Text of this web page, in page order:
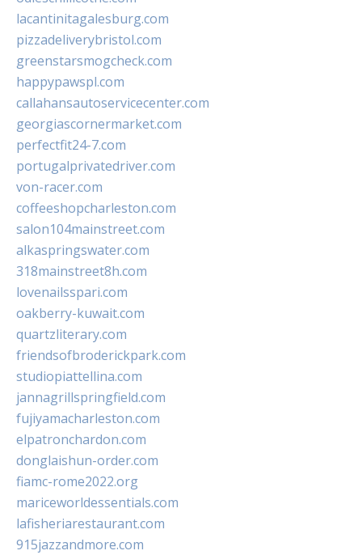
lacantinitagalesburg.com
pizzadeliverybristol.com
greenstarsmogcheck.com
happypawspl.com
callahansautoservicecenter.com
georgiascornermarket.com
perfectfit24-7.com
portugalprivatedriver.com
von-racer.com
coffeeshopcharleston.com
salon104mainstreet.com
alkaspringswater.com
318mainstreet8h.com
lovenailsspari.com
oakberry-kuwait.com
quartzliterary.com
friendsofbroderickpark.com
studiopiattellina.com
jannagrillspringfield.com
fujiyamacharleston.com
elpatronchardon.com
donglaishun-order.com
fiamc-rome2022.org
mariceworldessentials.com
lafisheriarestaurant.com
915jazzandmore.com